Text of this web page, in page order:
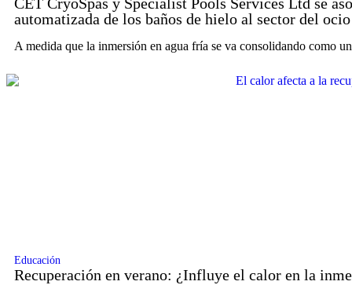
automatizada de los baños de hielo al sector del
A medida que la inmersión en agua fría se va consolidando como
Educación
Recuperación en verano: ¿Influye el calor en la